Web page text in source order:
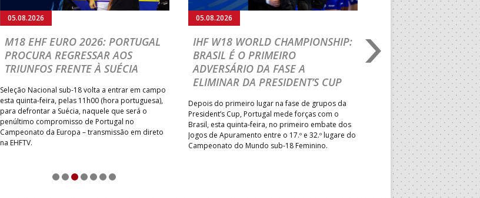
05.08.2026
M18 EHF EURO 2026: PORTUGAL
PROCURA REGRESSAR AOS
TRIUNFOS FRENTE À SUÉCIA
Seleção Nacional sub-18 volta a entrar em campo
esta quinta-feira, pelas 11h00 (hora portuguesa),
para defrontar a Suécia, naquele que será o
penúltimo compromisso de Portugal no
Campeonato da Europa – transmissão em direto
na EHFTV.
05.08.2026
IHF W18 WORLD CHAMPIONSHIP:
BRASIL É O PRIMEIRO
ADVERSÁRIO DA FASE A
ELIMINAR DA PRESIDENT’S CUP
Depois do primeiro lugar na fase de grupos da
President’s Cup, Portugal mede forças com o
Brasil, esta quinta-feira, no primeiro embate dos
Jogos de Apuramento entre o 17.º e 32.º lugare do
Campeonato do Mundo sub-18 Feminino.
05.08.2026
IHF W18 WORLD
JOÃO VAREJÃO
CURSO
TREINADORES NA
Treinador português João
integrado na EHF Experts
preletores convidados pela
de Andebol, em Pitești,
de 400 treinadores.
1 2 3 4 5 6 7